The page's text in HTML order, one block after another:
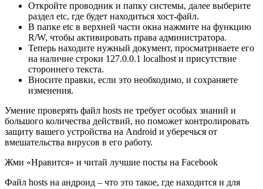
Откройте проводник и папку системы, далее выберите
раздел etc, где будет находиться хост-файл.
В папке etc в верхней части окна нажмите на функцию
R/W, чтобы активировать права администратора.
Теперь находите нужный документ, просматриваете его
на наличие строки 127.0.0.1 localhost и присутствие
стороннего текста.
Вносите правки, если это необходимо, и сохраняете
изменения.
Умение проверять файл hosts не требует особых знаний и
большого количества действий, но поможет контролировать
защиту вашего устройства на Android и уберечься от
вмешательства вирусов в его работу.
Жми «Нравится» и читай лучшие посты на Facebook
Файл hosts на андроид – что это такое, где находится и для